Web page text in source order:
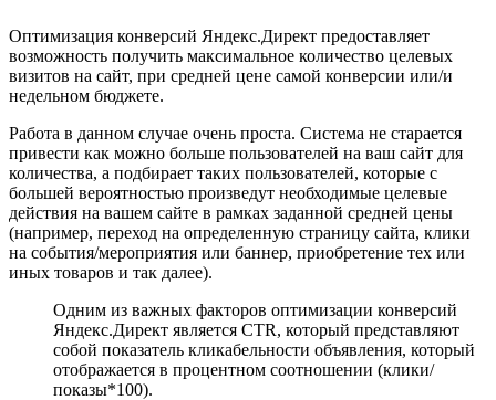
Оптимизация конверсий Яндекс.Директ предоставляет
возможность получить максимальное количество целевых
визитов на сайт, при средней цене самой конверсии или/и
недельном бюджете.
Работа в данном случае очень проста. Система не старается
привести как можно больше пользователей на ваш сайт для
количества, а подбирает таких пользователей, которые с
большей вероятностью произведут необходимые целевые
действия на вашем сайте в рамках заданной средней цены
(например, переход на определенную страницу сайта, клики
на события/мероприятия или баннер, приобретение тех или
иных товаров и так далее).
Одним из важных факторов оптимизации конверсий
Яндекс.Директ является CTR, который представляют
собой показатель кликабельности объявления, который
отображается в процентном соотношении (клики/
показы*100).